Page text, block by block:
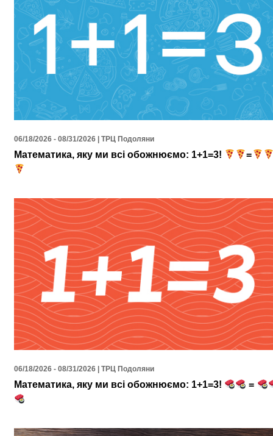
06/18/2026 - 08/31/2026 | ТРЦ Подоляни
Математика, яку ми всі обожнюємо: 1+1=3! =
06/18/2026 - 08/31/2026 | ТРЦ Подоляни
Математика, яку ми всі обожнюємо: 1+1=3! =